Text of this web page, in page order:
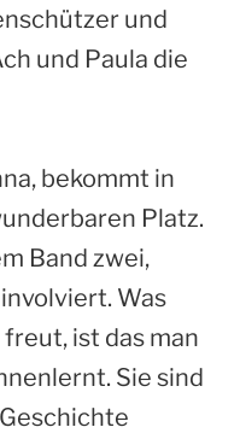
und
und Paula die
bekommt in
Platz.
Band zwei,
Was
ist das man
Sie sind